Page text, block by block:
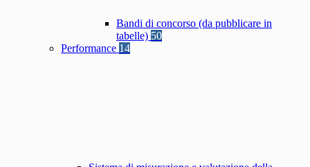
Bandi di concorso (da pubblicare in
tabelle) 50
Performance 14